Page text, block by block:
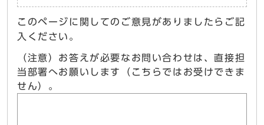
このページに関してのご意見がありましたらご記
入ください。
（注意）お答えが必要なお問い合わせは、直接担
当部署へお願いします（こちらではお受けできま
せん）。